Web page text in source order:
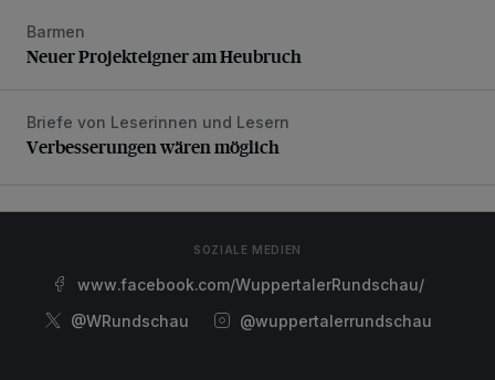
Neuer Projekteigner am Heubruch
Barmen
Neuer Projekteigner am Heubruch
Verbesserungen wären möglich
Briefe von Leserinnen und Lesern
Verbesserungen wären möglich
SOZIALE MEDIEN
www.facebook.com/WuppertalerRundschau/
@WRundschau
@wuppertalerrundschau